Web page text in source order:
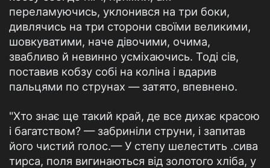
переламуючись, уклонився на три боки,
дивлячись на три сторони своїми великими,
шовкуватими, наче дівочими, очима,
звабливо й невинно усміхаючись. Тоді сів,
поставив кобзу собі на коліна і вдарив
пальцями по струнах — затято, впевнено.
"Хто знає ще такий край, де все дихає красою
і багатством? — забриніли струни, і запитав
його чистий голос.— У степу шелестить .сива
тирса, поля вигинаються від золотого хліба, у